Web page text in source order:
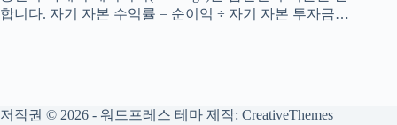
합니다. 자기 자본 수익률 = 순이익 ÷ 자기 자본 투자금…
저작권 © 2026 - 워드프레스 테마 제작: CreativeThemes